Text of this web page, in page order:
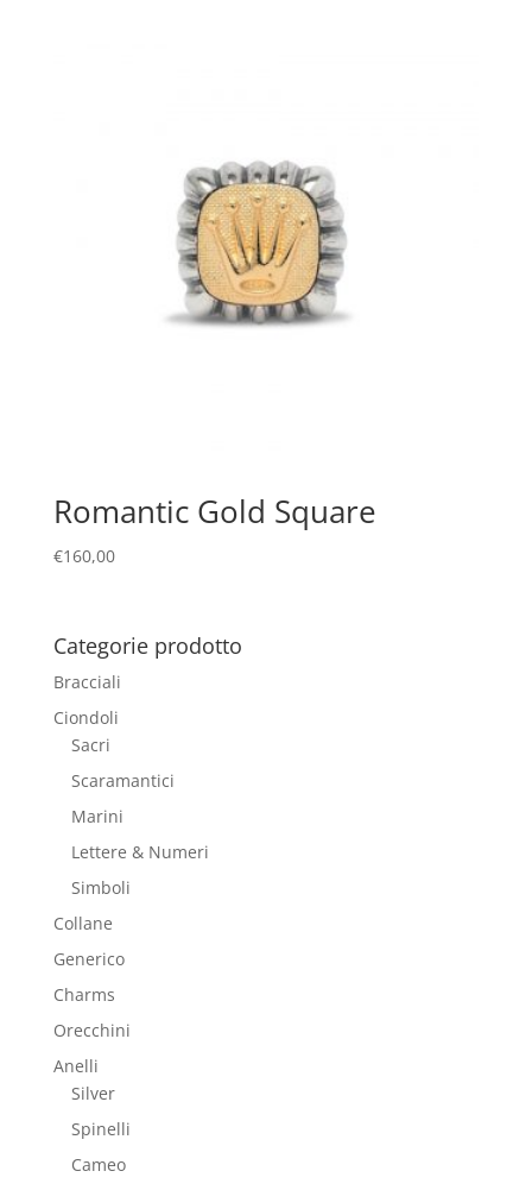
Romantic Gold Square
€160,00
Categorie prodotto
Bracciali
Ciondoli
Sacri
Scaramantici
Marini
Lettere & Numeri
Simboli
Collane
Generico
Charms
Orecchini
Anelli
Silver
Spinelli
Cameo